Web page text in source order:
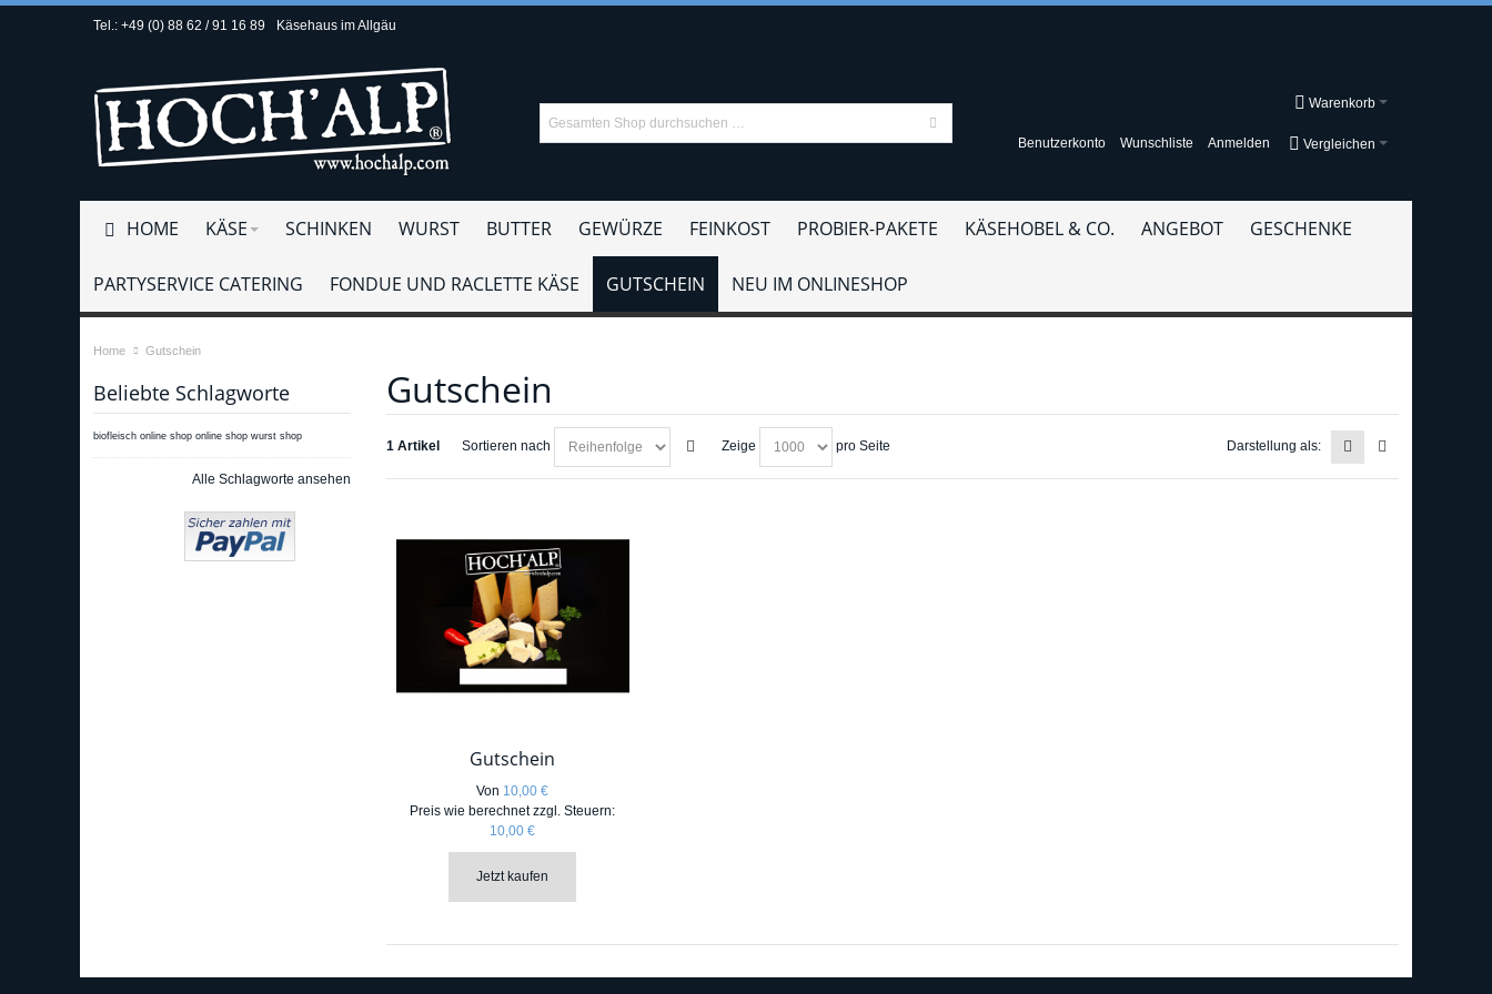
Tel.: +49 (0) 88 62 / 91 16 89 Käsehaus im Allgäu
Warenkorb
Vergleichen
Benutzerkonto Wunschliste Anmelden
HOME KÄSE SCHINKEN WURST BUTTER GEWÜRZE FEINKOST PROBIER-PAKETE KÄSEHOBEL & CO. ANGEBOT GESCHENKE
PARTYSERVICE CATERING FONDUE UND RACLETTE KÄSE GUTSCHEIN NEU IM ONLINESHOP
Home Gutschein
Gutschein
1 Artikel Sortieren nach Zeige pro Seite Darstellung als:
Gutschein
Von 10,00 €
Preis wie berechnet zzgl. Steuern:
10,00 €
Jetzt kaufen
Beliebte Schlagworte
biofleisch online shop online shop wurst shop
Alle Schlagworte ansehen